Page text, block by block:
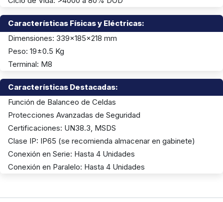
Características Físicas y Eléctricas:
Dimensiones: 339x185x218 mm
Peso: 19±0.5 Kg
Terminal: M8
Características Destacadas:
Función de Balanceo de Celdas
Protecciones Avanzadas de Seguridad
Certificaciones: UN38.3, MSDS
Clase IP: IP65 (se recomienda almacenar en gabinete)
Conexión en Serie: Hasta 4 Unidades
Conexión en Paralelo: Hasta 4 Unidades